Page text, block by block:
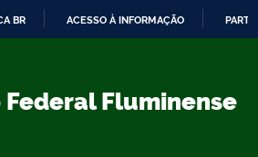
CONTEÚDO
BR ACESSO À INFORMAÇÃO
Fluminense